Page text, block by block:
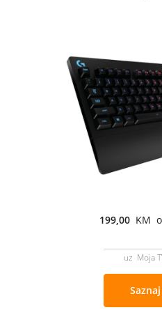
199,00 KM
uz Moja